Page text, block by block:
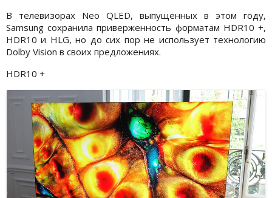
В телевизорах Neo QLED, выпущенных в этом году,
Samsung сохранила приверженность форматам HDR10 +,
HDR10 и HLG, но до сих пор не использует технологию
Dolby Vision в своих предложениях.
HDR10 +